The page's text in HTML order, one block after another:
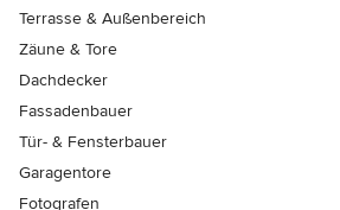
Terrasse & Außenbereich
Zäune & Tore
Dachdecker
Fassadenbauer
Tür- & Fensterbauer
Garagentore
Fotografen